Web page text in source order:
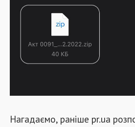
Нагадаємо, раніше pr.ua